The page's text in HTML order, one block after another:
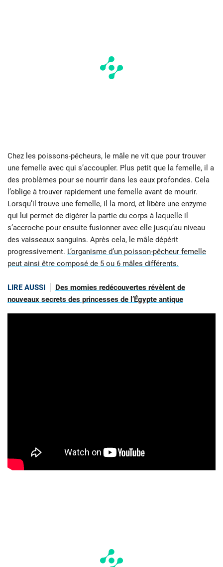
Chez les poissons-pécheurs, le mâle ne vit que pour trouver
une femelle avec qui s’accoupler. Plus petit que la femelle, il a
des problèmes pour se nourrir dans les eaux profondes. Cela
l’oblige à trouver rapidement une femelle avant de mourir.
Lorsqu’il trouve une femelle, il la mord, et libère une enzyme
qui lui permet de digérer la partie du corps à laquelle il
s’accroche pour ensuite fusionner avec elle jusqu’au niveau
des vaisseaux sanguins. Après cela, le mâle dépérit
progressivement. L’organisme d’un poisson-pêcheur femelle
peut ainsi être composé de 5 ou 6 mâles différents.
LIRE AUSSI
Des momies redécouvertes révèlent de
nouveaux secrets des princesses de l’Égypte antique